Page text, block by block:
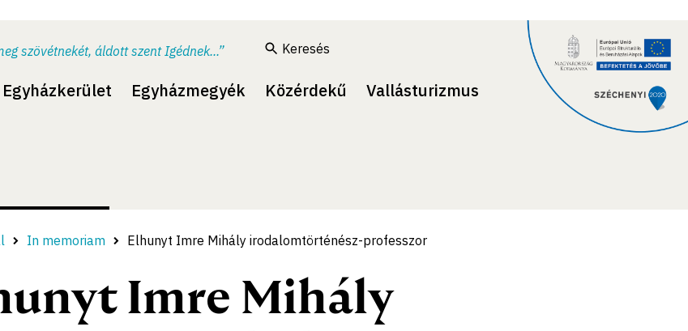
szövétnekét, áldott szent Igédnek...” Keresés
Egyházkerület Egyházmegyék Közérdekű Vallásturizmus
In memoriam Elhunyt Imre Mihály irodalomtörténész-professzor
Imre Mihály